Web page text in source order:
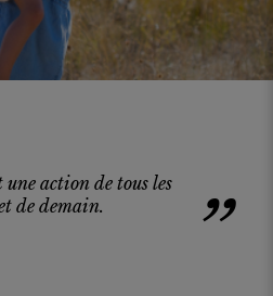
une actionde tous les
de demain.
”